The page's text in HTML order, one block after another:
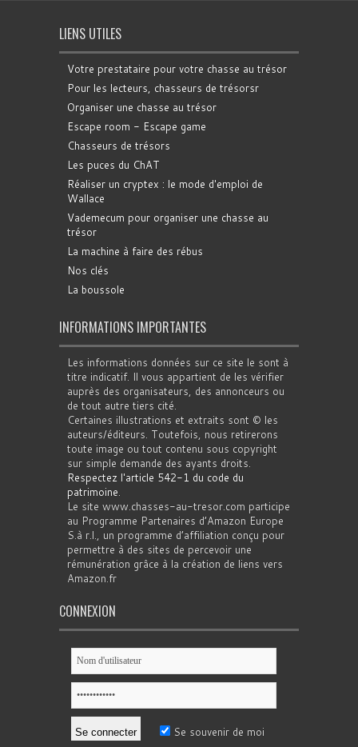
LIENS UTILES
Votre prestataire pour votre chasse au trésor
Pour les lecteurs, chasseurs de trésorsr
Organiser une chasse au trésor
Escape room - Escape game
Chasseurs de trésors
Les puces du ChAT
Réaliser un cryptex : le mode d'emploi de
Wallace
Vademecum pour organiser une chasse au
trésor
La machine à faire des rébus
Nos clés
La boussole
INFORMATIONS IMPORTANTES
Les informations données sur ce site le sont à
titre indicatif. Il vous appartient de les vérifier
auprès des organisateurs, des annonceurs ou
de tout autre tiers cité.
Certaines illustrations et extraits sont © les
auteurs/éditeurs. Toutefois, nous retirerons
toute image ou tout contenu sous copyright
sur simple demande des ayants droits.
Respectez l'article 542-1 du code du
patrimoine.
Le site www.chasses-au-tresor.com participe
au Programme Partenaires d’Amazon Europe
S.à r.l., un programme d’affiliation conçu pour
permettre à des sites de percevoir une
rémunération grâce à la création de liens vers
Amazon.fr
CONNEXION
Se souvenir de moi